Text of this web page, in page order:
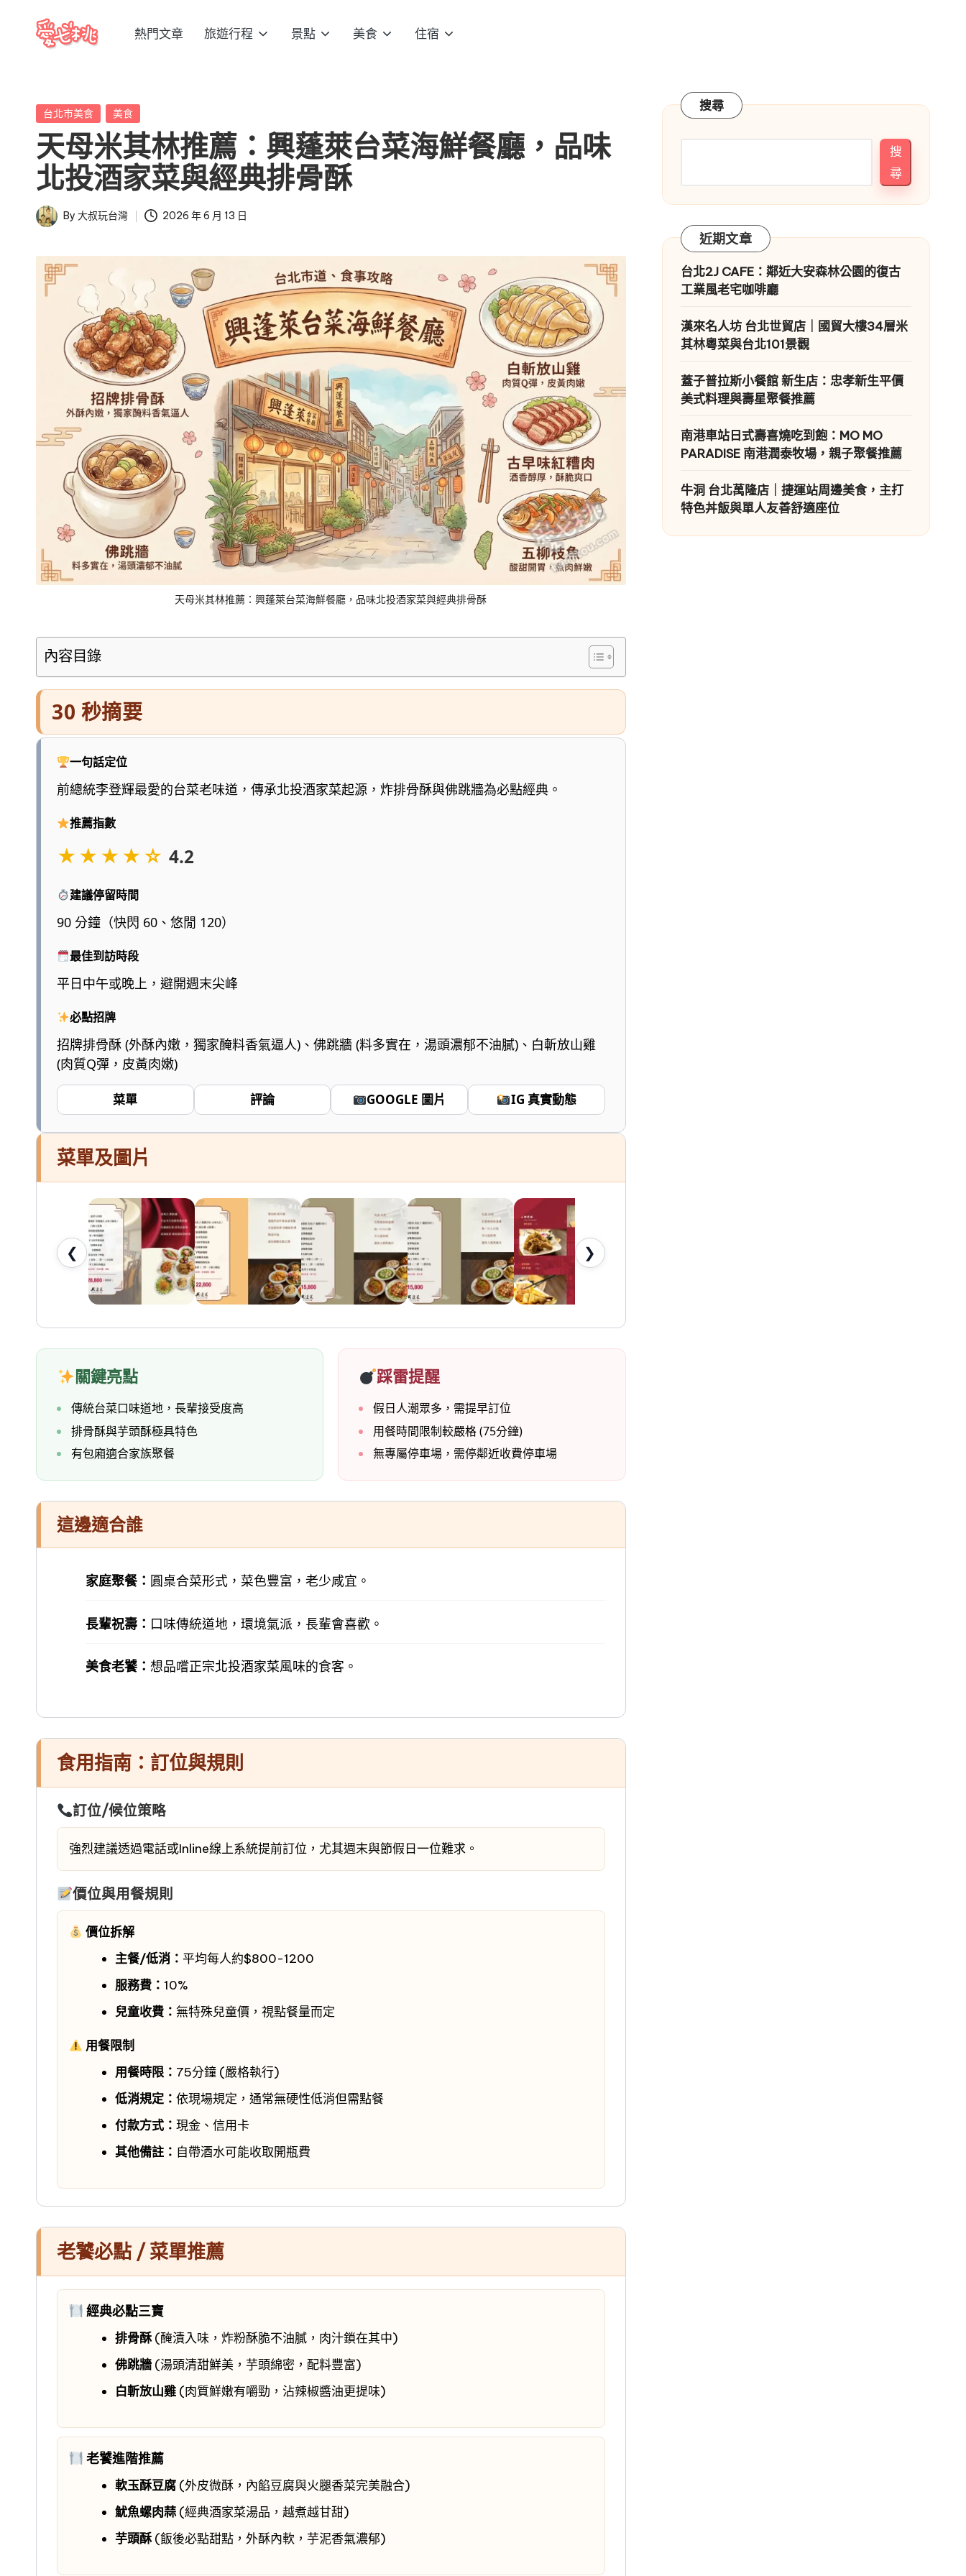
七
桃
玩
台
灣
桃
玩
台
灣
把
全
台
點、
美
順
成
清
懂
的
旅
圖
誇、
用，
起
熱門文章 旅遊行程 景點 美食 住宿
Posted
台北市美食 美食
天母米其林推薦：興蓬萊台菜海鮮餐廳，品味
北投酒家菜與經典排骨酥
Posted
By 大叔玩台灣 2026 年 6 月 13 日
天母米其林推薦：興蓬萊台菜海鮮餐廳，品味北投酒家菜與經典排骨酥
內容目錄
30 秒摘要
一句話定位
前總統李登輝最愛的台菜老味道，傳承北投酒家菜起源，炸排骨酥與佛跳牆為必點經典。
推薦指數
★★★★☆ 4.2
建議停留時間
90 分鐘（快閃 60、悠閒 120）
最佳到訪時段
平日中午或晚上，避開週末尖峰
必點招牌
招牌排骨酥 (外酥內嫩，獨家醃料香氣逼人)、佛跳牆 (料多實在，湯頭濃郁不油膩)、白斬放山雞
(肉質Q彈，皮黃肉嫩)
菜單 評論 GOOGLE 圖片 IG 真實動態
菜單及圖片
❮ ❯
關鍵亮點
傳統台菜口味道地，長輩接受度高
排骨酥與芋頭酥極具特色
有包廂適合家族聚餐
踩雷提醒
假日人潮眾多，需提早訂位
用餐時間限制較嚴格 (75分鐘)
無專屬停車場，需停鄰近收費停車場
這邊適合誰
家庭聚餐： 圓桌合菜形式，菜色豐富，老少咸宜。
長輩祝壽： 口味傳統道地，環境氣派，長輩會喜歡。
美食老饕： 想品嚐正宗北投酒家菜風味的食客。
食用指南：訂位與規則
訂位/候位策略
強烈建議透過電話或Inline線上系統提前訂位，尤其週末與節假日一位難求。
價位與用餐規則
價位拆解
主餐/低消： 平均每人約$800-1200
服務費： 10%
兒童收費： 無特殊兒童價，視點餐量而定
用餐限制
用餐時限： 75分鐘 (嚴格執行)
低消規定： 依現場規定，通常無硬性低消但需點餐
付款方式： 現金、信用卡
其他備註： 自帶酒水可能收取開瓶費
老饕必點 / 菜單推薦
經典必點三寶
排骨酥 (醃漬入味，炸粉酥脆不油膩，肉汁鎖在其中)
佛跳牆 (湯頭清甜鮮美，芋頭綿密，配料豐富)
白斬放山雞 (肉質鮮嫩有嚼勁，沾辣椒醬油更提味)
老饕進階推薦
軟玉酥豆腐 (外皮微酥，內餡豆腐與火腿香菜完美融合)
魷魚螺肉蒜 (經典酒家菜湯品，越煮越甘甜)
芋頭酥 (飯後必點甜點，外酥內軟，芋泥香氣濃郁)
搜尋
搜
尋
近期文章
台北2J CAFE：鄰近大安森林公園的復古
工業風老宅咖啡廳
漢來名人坊 台北世貿店｜國貿大樓34層米
其林粵菜與台北101景觀
蓋子普拉斯小餐館 新生店：忠孝新生平價
美式料理與壽星聚餐推薦
南港車站日式壽喜燒吃到飽：MO MO
PARADISE 南港潤泰牧場，親子聚餐推薦
牛洞 台北萬隆店｜捷運站周邊美食，主打
特色丼飯與單人友善舒適座位